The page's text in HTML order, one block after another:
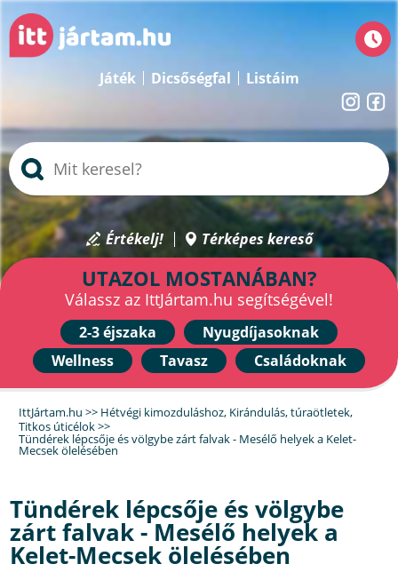
Játék Dicsőségfal Listáim
Értékelj! Térképes kereső
UTAZOL MOSTANÁBAN?
Válassz az IttJártam.hu segítségével!
2-3 éjszaka
Nyugdíjasoknak
Wellness
Tavasz Családoknak
IttJártam.hu >> Hétvégi kimozduláshoz, Kirándulás, túraötletek,
Titkos úticélok>>
Tündérek lépcsője és völgybe zárt falvak - Mesélő helyek a Kelet-
Mecsek ölelésében
Tündérek lépcsője és völgybe
zárt falvak - Mesélő helyek a
Kelet-Mecsek ölelésében